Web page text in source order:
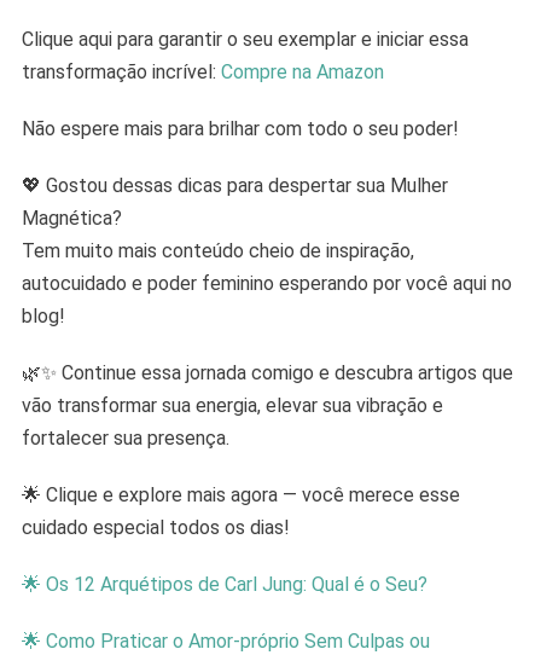
Clique aqui para garantir o seu exemplar e iniciar essa
transformação incrível: Compre na Amazon
Não espere mais para brilhar com todo o seu poder!
💖 Gostou dessas dicas para despertar sua Mulher
Magnética?
Tem muito mais conteúdo cheio de inspiração,
autocuidado e poder feminino esperando por você aqui no
blog!
🌿✨ Continue essa jornada comigo e descubra artigos que
vão transformar sua energia, elevar sua vibração e
fortalecer sua presença.
🌟 Clique e explore mais agora — você merece esse
cuidado especial todos os dias!
🌟 Os 12 Arquétipos de Carl Jung: Qual é o Seu?
🌟 Como Praticar o Amor-próprio Sem Culpas ou